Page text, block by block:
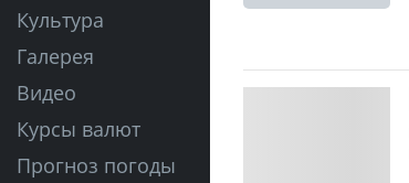
Культура
Галерея
Видео
Курсы валют
Прогноз погоды